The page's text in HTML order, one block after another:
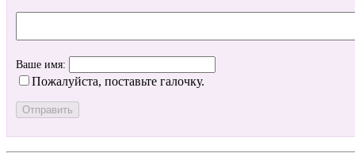
Ваше имя:
Пожалуйста, поставьте галочку.